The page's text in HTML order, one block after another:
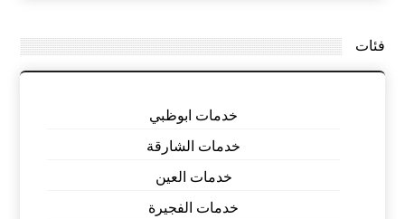
فئات
خدمات ابوظبي
خدمات الشارقة
خدمات العين
خدمات الفجيرة